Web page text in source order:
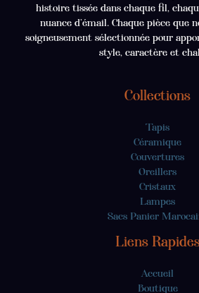
histoire tissée dans chaque fil,
nuance d’émail. Chaque pièce que
soigneusement sélectionnée pour
style, caractère et
Collections
Tapis
Céramique
Couvertures
Oreillers
Cristaux
Lampes
Sacs Panier
Liens
Accueil
Boutique